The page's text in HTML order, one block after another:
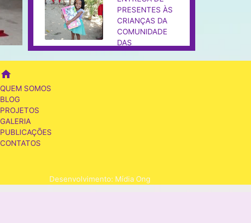
PRESENTES ÀS
CRIANÇAS DA
COMUNIDADE
DAS
MANGABEIRAS
home
QUEM SOMOS
BLOG
PROJETOS
GALERIA
PUBLICAÇÕES
CONTATOS
Desenvolvimento: Mídia Ong